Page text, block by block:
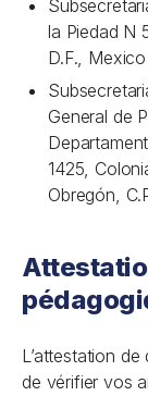
la Piedad N
D.F., Mexico
General de
1425,
Obregón,
L’attestation
de vérifier vos